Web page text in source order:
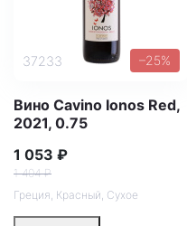
37233 –25%
Вино Cavino Ionos Red,
2021, 0.75
1 053 ₽
1 404 ₽
Греция, Красный, Сухое